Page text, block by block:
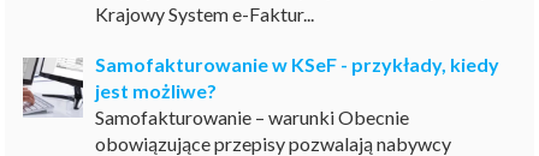
Krajowy System e-Faktur...
Samofakturowanie w KSeF - przykłady, kiedy
jest możliwe?
Samofakturowanie – warunki Obecnie
obowiązujące przepisy pozwalają nabywcy